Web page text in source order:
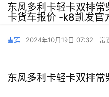
东风多利卡轻卡双排常
卡货车报价 -k8凯发官
雪莲 2024年10月19日 07:32 常
东风多利卡轻卡双排